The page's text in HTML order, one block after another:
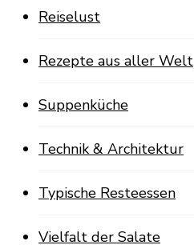
Reiselust
Rezepte aus aller Welt
Suppenküche
Technik & Architektur
Typische Resteessen
Vielfalt der Salate